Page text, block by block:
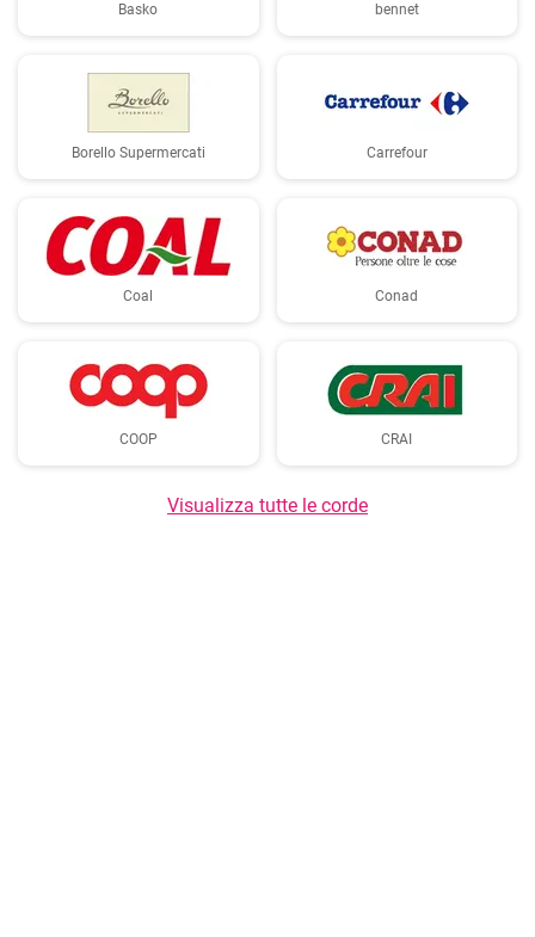
Basko bennet
Borello Supermercati Carrefour
Coal Conad
COOP CRAI
Visualizza tutte le corde